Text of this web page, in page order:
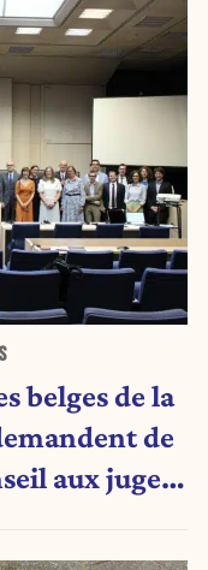
belges de la
de
aux juges